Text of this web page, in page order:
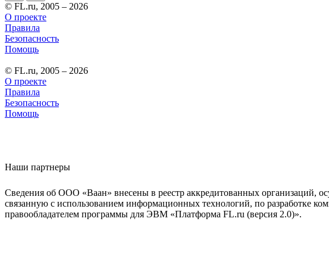
© FL.ru, 2005 – 2026
О проекте
Правила
Безопасность
Помощь
© FL.ru, 2005 – 2026
О проекте
Правила
Безопасность
Помощь
Наши партнеры
Сведения об ООО «Ваан» внесены в реестр аккредитованных организаций,
связанную с использованием информационных технологий, по разработке
правообладателем программы для ЭВМ «Платформа FL.ru (версия 2.0)».